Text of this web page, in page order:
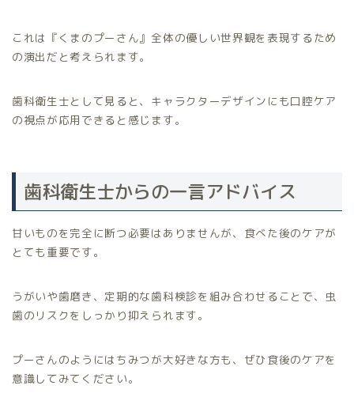
これは『くまのプーさん』全体の優しい世界観を表現するため
の演出だと考えられます。
歯科衛生士として見ると、キャラクターデザインにも口腔ケア
の視点が応用できると感じます。
歯科衛生士からの一言アドバイス
甘いものを完全に断つ必要はありませんが、食べた後のケアが
とても重要です。
うがいや歯磨き、定期的な歯科検診を組み合わせることで、虫
歯のリスクをしっかり抑えられます。
プーさんのようにはちみつが大好きな方も、ぜひ食後のケアを
意識してみてください。